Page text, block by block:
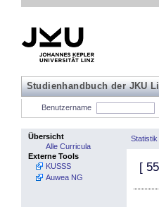
Studienhandbuch der JKU
Benutzername
Übersicht
Alle Curricula
Externe Tools
KUSSS
Auwea NG
[